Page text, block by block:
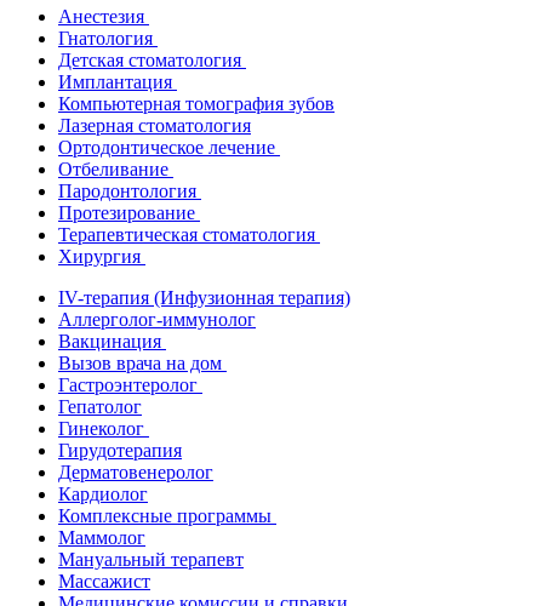
Анестезия
Гнатология
Детская стоматология
Имплантация
Компьютерная томография зубов
Лазерная стоматология
Ортодонтическое лечение
Отбеливание
Пародонтология
Протезирование
Терапевтическая стоматология
Хирургия
IV-терапия (Инфузионная терапия)
Аллерголог-иммунолог
Вакцинация
Вызов врача на дом
Гастроэнтеролог
Гепатолог
Гинеколог
Гирудотерапия
Дерматовенеролог
Кардиолог
Комплексные программы
Маммолог
Мануальный терапевт
Массажист